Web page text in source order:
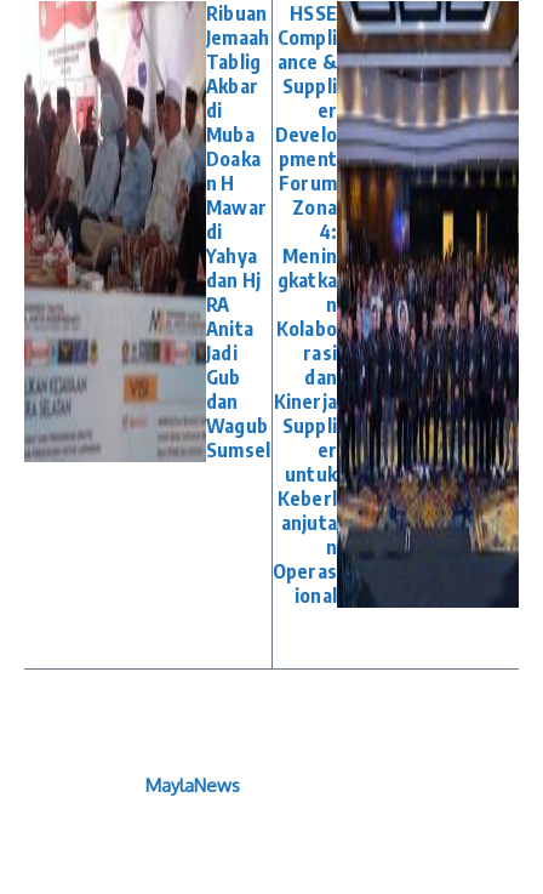
Ribuan
Jemaah
Tablig
Akbar
di
Muba
Doaka
n H
Mawar
di
Yahya
dan Hj
RA
Anita
Jadi
Gub
dan
Wagub
Sumsel
HSSE
Compli
ance &
Suppli
er
Develo
pment
Forum
Zona
4:
Menin
gkatka
n
Kolabo
rasi
dan
Kinerja
Suppli
er
untuk
Keberl
anjuta
n
Operas
ional
MaylaNews